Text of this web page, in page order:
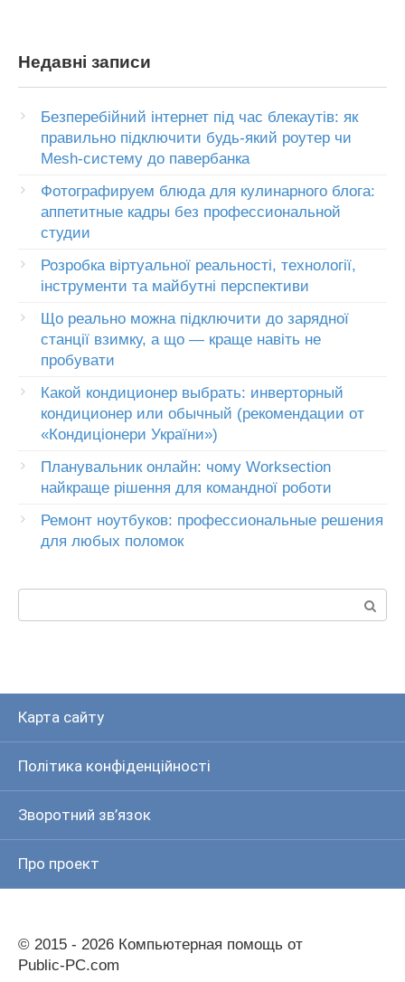
Недавні записи
Безперебійний інтернет під час блекаутів: як
правильно підключити будь-який роутер чи
Mesh-систему до павербанка
Фотографируем блюда для кулинарного блога:
аппетитные кадры без профессиональной
студии
Розробка віртуальної реальності, технології,
інструменти та майбутні перспективи
Що реально можна підключити до зарядної
станції взимку, а що — краще навіть не
пробувати
Какой кондиционер выбрать: инверторный
кондиционер или обычный (рекомендации от
«Кондиціонери України»)
Планувальник онлайн: чому Worksection
найкраще рішення для командної роботи
Ремонт ноутбуков: профессиональные решения
для любых поломок
Карта сайту
Політика конфіденційності
Зворотний зв’язок
Про проект
© 2015 - 2026 Компьютерная помощь от
Public-PC.com